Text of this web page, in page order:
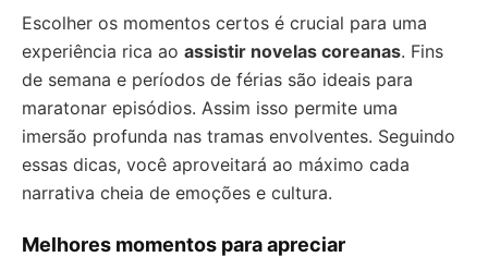
Escolher os momentos certos é crucial para uma
experiência rica ao assistir novelas coreanas. Fins
de semana e períodos de férias são ideais para
maratonar episódios. Assim isso permite uma
imersão profunda nas tramas envolventes. Seguindo
essas dicas, você aproveitará ao máximo cada
narrativa cheia de emoções e cultura.
Melhores momentos para apreciar